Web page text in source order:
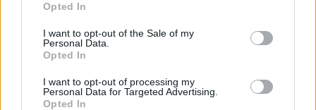
Opted In
I want to opt-out of the Sale of my
Personal Data.
Opted In
I want to opt-out of processing my
Personal Data for Targeted Advertising.
Opted In
news
ARTICLES CONNEXES PLUS DE L'AUTEUR